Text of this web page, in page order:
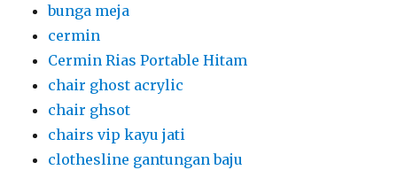
bunga meja
cermin
Cermin Rias Portable Hitam
chair ghost acrylic
chair ghsot
chairs vip kayu jati
clothesline gantungan baju